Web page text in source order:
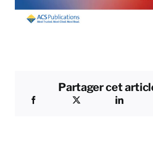
Partager cet